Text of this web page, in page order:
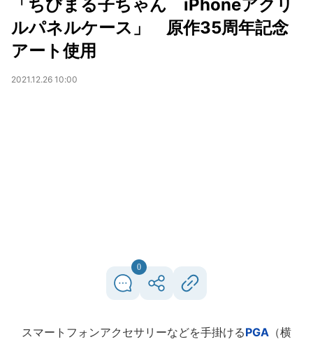
「ちびまる子ちゃん iPhoneアクリ
ルパネルケース」 原作35周年記念
アート使用
2021.12.26 10:00
0
スマートフォンアクセサリーなどを手掛けるPGA （横